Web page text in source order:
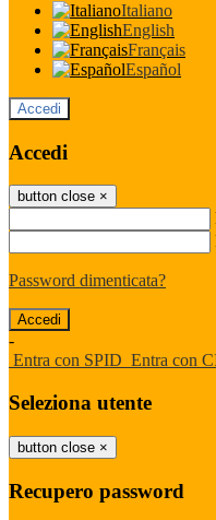
Italiano
English
Français
Español
Accedi
Accedi
button close ×
Password dimenticata?
-
Entra con SPID Entra con
Seleziona utente
button close ×
Recupero password